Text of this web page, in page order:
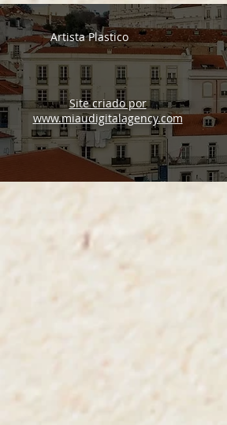
Artista Plastico
Site criado por
www.miaudigitalagency.com